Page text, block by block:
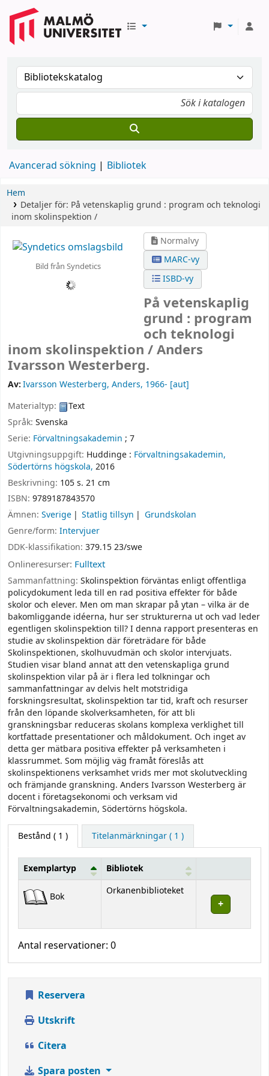
Avancerad sökning Bibliotek
Hem
Detaljer för: På vetenskaplig grund : program och teknologi
inom skolinspektion /
Bild från Syndetics
Normalvy
MARC-vy
ISBD-vy
På vetenskaplig
grund : program
och teknologi
inom skolinspektion /Anders
Ivarsson Westerberg.
Av:Ivarsson Westerberg, Anders, 1966- [aut]
Materialtyp:
Text
Språk: Svenska
Serie: Förvaltningsakademin ; 7
Utgivningsuppgift: Huddinge : Förvaltningsakademin,
Södertörns högskola, 2016
Beskrivning: 105 s. 21 cm
ISBN: 9789187843570
Ämnen: Sverige Statlig tillsyn
Grundskolan
Genre/form: Intervjuer
DDK-klassifikation: 379.15 23/swe
Onlineresurser: Fulltext
Sammanfattning: Skolinspektion förväntas enligt offentliga
policydokument leda till en rad positiva effekter för både
skolor och elever. Men om man skrapar på ytan – vilka är de
bakomliggande idéerna, hur ser strukturerna ut och vad leder
egentligen skolinspektion till? I denna rapport presenteras en
studie av skolinspektion där företrädare för både
Skolinspektionen, skolhuvudmän och skolor intervjuats.
Studien visar bland annat att den vetenskapliga grund
skolinspektion vilar på är i flera led tolkningar och
sammanfattningar av delvis helt motstridiga
forskningsresultat, skolinspektion tar tid, kraft och resurser
från den löpande skolverksamheten, för att bli
granskningsbar reduceras skolans komplexa verklighet till
kortfattade presentationer och måldokument. Och inget av
detta ger mätbara positiva effekter på verksamheten i
klassrummet. Som möjlig väg framåt föreslås att
skolinspektionens verksamhet vrids mer mot skolutveckling
och främjande granskning. Anders Ivarsson Westerberg är
docent i företagsekonomi och verksam vid
Förvaltningsakademin, Södertörns högskola.
Bestånd ( 1 ) Titelanmärkningar ( 1 )
Bestånd
Exemplartyp Bibliotek
Bok Orkanenbiblioteket
Antal reservationer: 0
Reservera
Utskrift
Citera
Spara posten